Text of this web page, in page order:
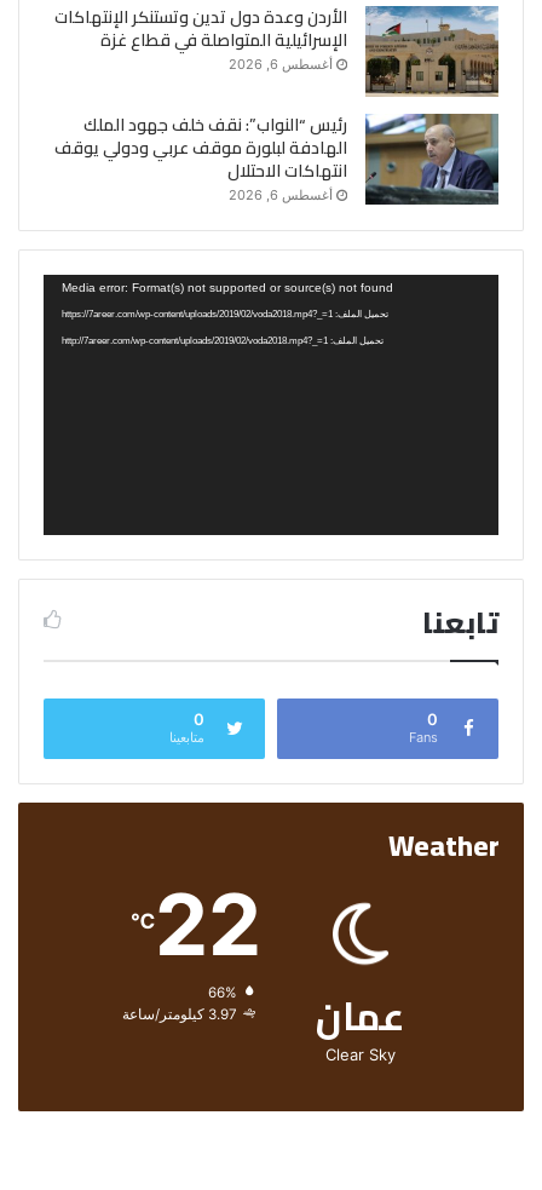
الأردن وعدة دول تدين وتستنكر الإنتهاكات
الإسرائيلية المتواصلة في قطاع غزة
أغسطس 6, 2026
رئيس “النواب”: نقف خلف جهود الملك
الهادفة لبلورة موقف عربي ودولي يوقف
انتهاكات الاحتلال
أغسطس 6, 2026
Media error: Format(s) not supported or source(s) not found
تحميل الملف: https://7areer.com/wp-content/uploads/2019/02/voda2018.mp4?_=1
تحميل الملف: http://7areer.com/wp-content/uploads/2019/02/voda2018.mp4?_=1
تابعنا
0
Fans
0
متابعينا
Weather
عمان
Clear Sky
22
℃
الرطوبة:
الرياح: